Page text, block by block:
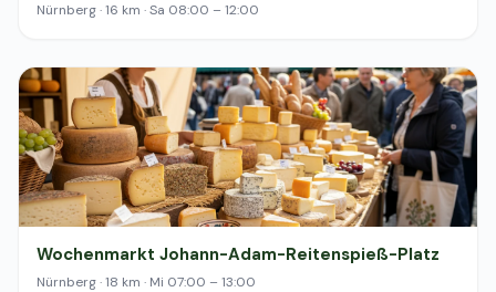
Nürnberg · 16 km · Sa 08:00 – 12:00
Wochenmarkt Johann-Adam-Reitenspieß-Platz
Nürnberg · 18 km · Mi 07:00 – 13:00